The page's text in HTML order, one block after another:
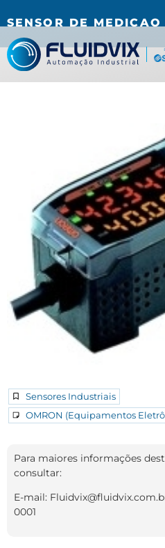
SENSOR DE
Sensores Industriais
OMRON (Equipamentos
Para maiores informações
consultar:
E-mail:
0001